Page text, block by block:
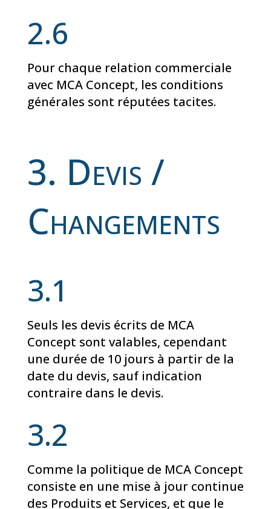
2.6
Pour chaque relation commerciale
avec MCA Concept, les conditions
générales sont réputées tacites.
3. Devis /
Changements
3.1
Seuls les devis écrits de MCA
Concept sont valables, cependant
une durée de 10 jours à partir de la
date du devis, sauf indication
contraire dans le devis.
3.2
Comme la politique de MCA Concept
consiste en une mise à jour continue
des Produits et Services, et que le